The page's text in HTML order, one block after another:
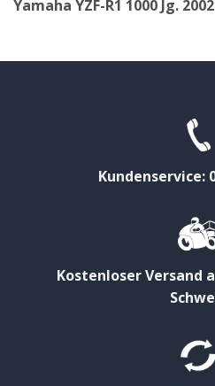
Yamaha YZF-R1 1000 Jg.
Kundenservice:
Kostenloser Versand